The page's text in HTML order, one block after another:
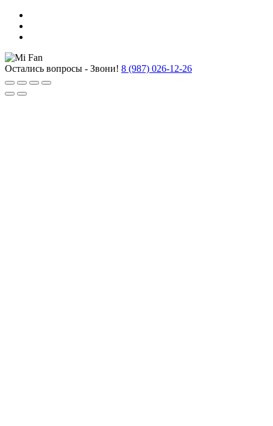
Остались вопросы - Звони! 8 (987) 026-12-26